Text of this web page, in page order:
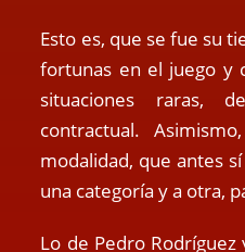
Esto es, que se fue su
fortunas en el juego y
situaciones raras,
contractual.
modalidad, que antes
una categoría y a otra,
Lo de Pedro